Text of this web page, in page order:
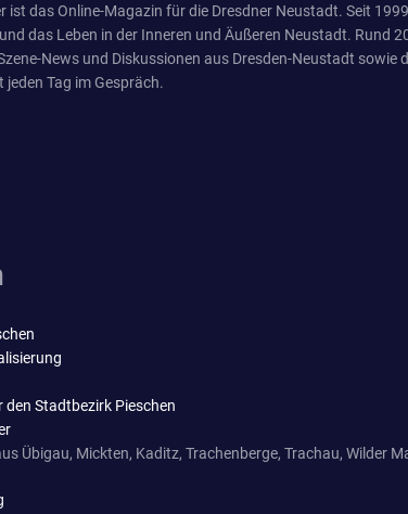
ist das Online-Magazin für die Dresdner Neustadt. Seit
das Leben in der Inneren und Äußeren Neustadt. Rund
News und Diskussionen aus Dresden-Neustadt
Tag im Gespräch.
den Stadtbezirk Pieschen
Übigau, Mickten, Kaditz, Trachenberge, Trachau, Wilder